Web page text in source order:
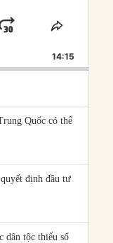
JUMP
FORWARD
SHARE
14:15
Quốc có thể
định đầu tư
dân tộc thiểu số